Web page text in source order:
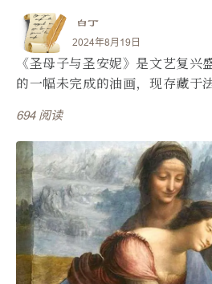
白丁
2024年8月19日
《圣母子与圣安妮》是文艺复兴
的一幅未完成的油画，现存藏于
694 阅读